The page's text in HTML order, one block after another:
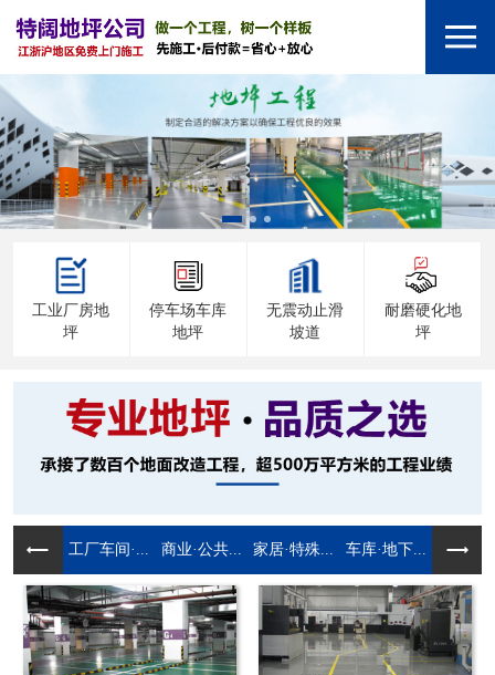
工业厂房地
坪
停车场车库
地坪
无震动止滑
坡道
耐磨硬化地
坪
工厂车间·... 商业·公共... 家居·特殊... 车库·地下...